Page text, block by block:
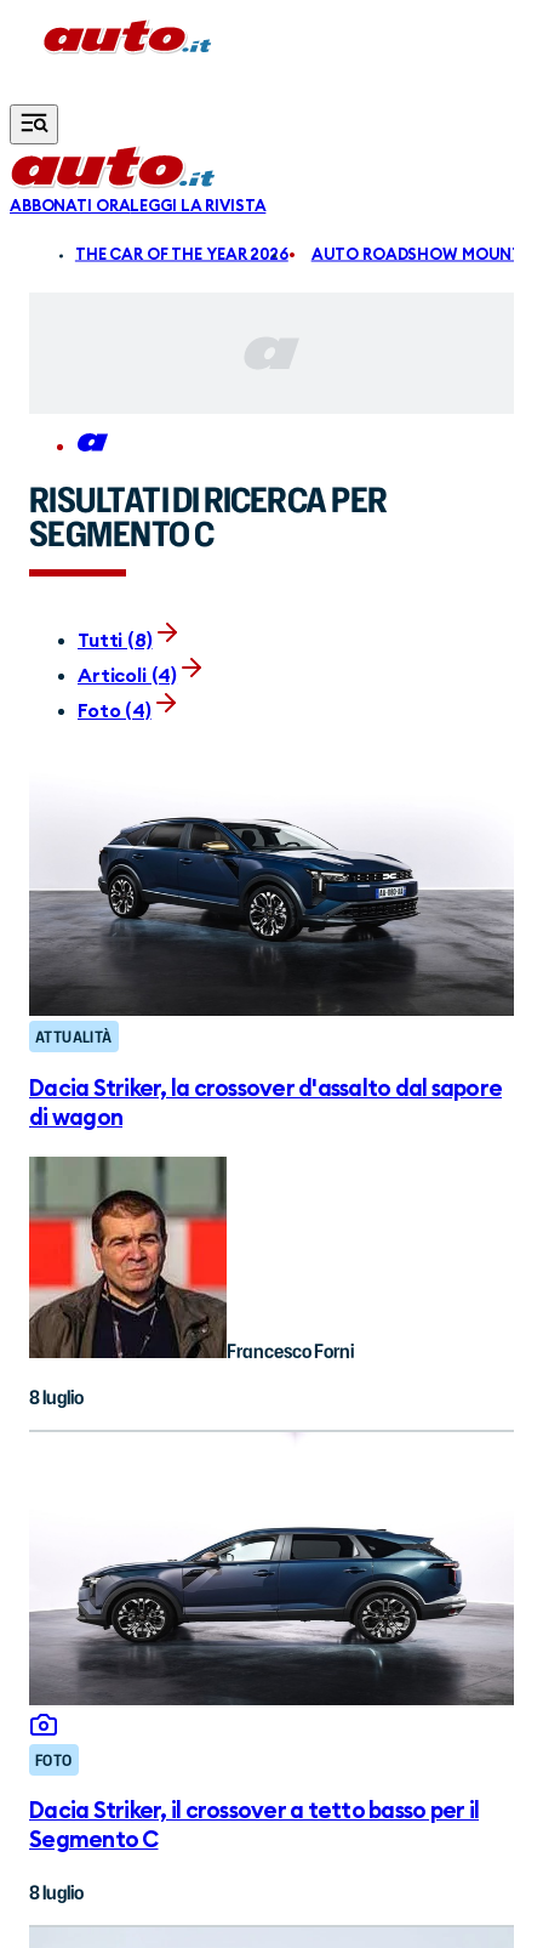
Vai al contenuto principale
ABBONATI ORALEGGI LA RIVISTA
THE CAR OF THE YEAR 2026 AUTO ROADSHOW
RISULTATI DI RICERCA PER
SEGMENTO C
Tutti (8)
Articoli (4)
Foto (4)
ATTUALITÀ
Dacia Striker, la crossover d'assalto dal sapore
di wagon
Francesco Forni
8 luglio
FOTO
Dacia Striker, il crossover a tetto basso per il
Segmento C
8 luglio